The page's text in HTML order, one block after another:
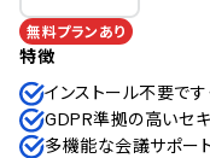
無料プランあり
特徴
インストール不要です
GDPR準拠の高いセ
多機能な会議サポー